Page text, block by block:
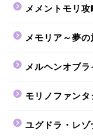
メメントモリ攻
メモリア～夢
メルヘンオブ
モリノファンタ
ユグドラ・レゾ